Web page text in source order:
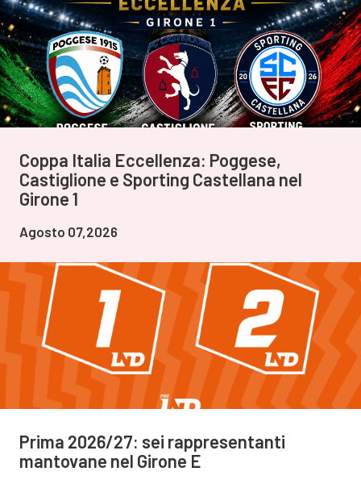
Coppa Italia Eccellenza: Poggese,
Castiglione e Sporting Castellana nel
Girone 1
Agosto 07,2026
Prima 2026/27: sei rappresentanti
mantovane nel Girone E